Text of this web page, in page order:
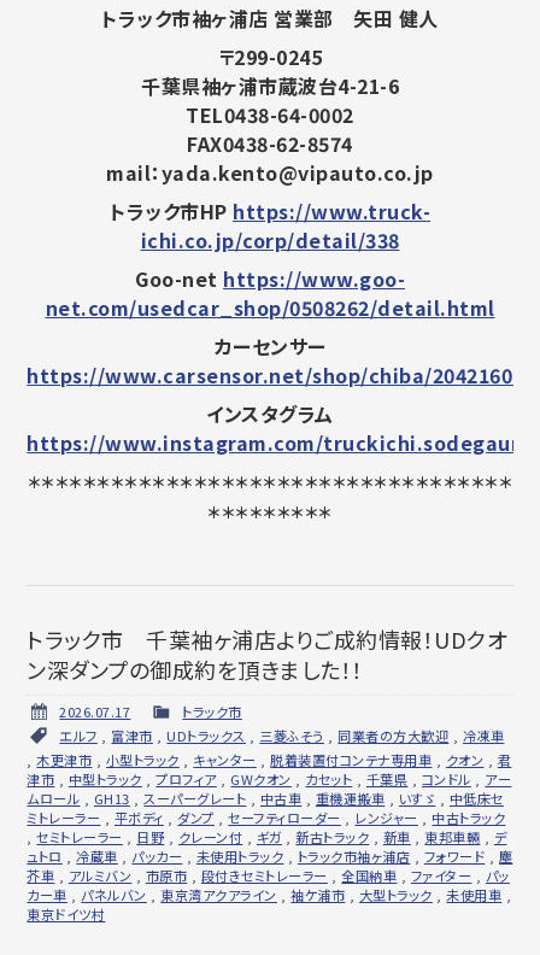
トラック市袖ヶ浦店 営業部 矢田 健人
〒299-0245
千葉県袖ヶ浦市蔵波台4-21-6
TEL0438-64-0002
FAX0438-62-8574
mail：yada.kento@vipauto.co.jp
トラック市HP https://www.truck-
ichi.co.jp/corp/detail/338
Goo-net https://www.goo-
net.com/usedcar_shop/0508262/detail.html
カーセンサー
https://www.carsensor.net/shop/chiba/
インスタグラム
https://www.instagram.com/truckichi.sodegaura/
＊＊＊＊＊＊＊＊＊＊＊＊＊＊＊＊＊＊＊＊＊＊＊＊＊＊＊＊＊＊＊＊＊＊＊
＊＊＊＊＊＊＊＊＊
トラック市 千葉袖ヶ浦店よりご成約情報！UDクオ
ン深ダンプの御成約を頂きました！！
2026.07.17
トラック市
エルフ
富津市 UDトラックス 三菱ふそう 同業者の方大歓迎
冷凍車
,木更津市 小型トラック キャンター ,脱着装置付コンテナ専用車 クオン
君
津市
中型トラック ,プロフィア, GWクオン カセット 千葉県 コンドル
アー
ムロール
GH13 スーパーグレート 中古車 重機運搬車 いすゞ
中低床セ
ミトレーラー
平ボディ ダンプ ,セーフティローダー レンジャー
中古トラック
,セミトレーラー 日野 クレーン付 ギガ ,新古トラック 新車 東邦車輛
デ
ュトロ
,冷蔵車 パッカー 未使用トラック トラック市袖ヶ浦店 フォワード
塵
芥車
アルミバン 市原市 段付きセミトレーラー ,全国納車 ファイター
パッ
カー車
パネルバン 東京湾アクアライン ,袖ケ浦市 大型トラック ,未使用車
東京ドイツ村